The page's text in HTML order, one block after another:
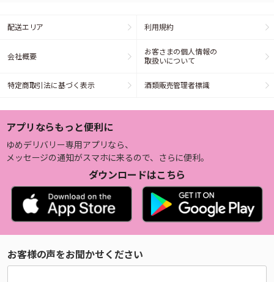
配送エリア 利用規約
会社概要
お客さまの個人情報の
取扱いについて
特定商取引法に基づく表示 酒類販売管理者標識
アプリならもっと便利に
ゆめデリバリー専用アプリなら、
メッセージの通知がスマホに来るので、さらに便利。
ダウンロードはこちら
お客様の声をお聞かせください